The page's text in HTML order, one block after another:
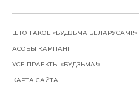
ШТО ТАКОЕ «БУДЗЬМА БЕЛАРУСАМІ!»
АСОБЫ КАМПАНІІ
УСЕ ПРАЕКТЫ «БУДЗЬМА!»
КАРТА САЙТА